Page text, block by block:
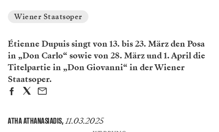
Wiener Staatsoper
Étienne Dupuis singt von 13. bis 23. März den Posa
in „Don Carlo“ sowie von 28. März und 1. April die
Titelpartie in „Don Giovanni“ in der Wiener
Staatsoper.
ATHA ATHANASIADIS, 11.03.2025